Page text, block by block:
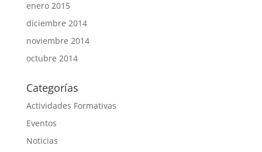
enero 2015
diciembre 2014
noviembre 2014
octubre 2014
Categorías
Actividades Formativas
Eventos
Noticias